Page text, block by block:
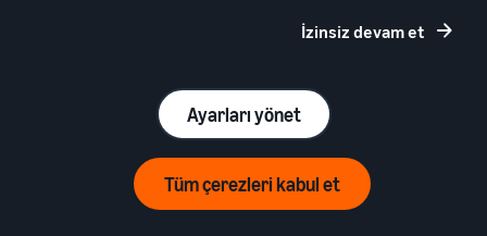
Amazon'da satış yapmak, bir veya daha
bakılmaksızın milyonlarca potansiyel
müşteriye ulaşmanızı sağlar. Hesap
yapılandırmanız Avrupa genelinde satış
yapılacak şekilde ayarlanır. *
İzinsiz devam et
Ayarları yönet
Tüm çerezleri kabul et